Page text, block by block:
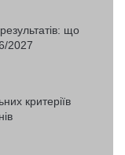
що
2027
критеріїв